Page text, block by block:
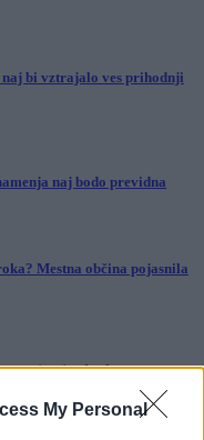
My Personal
naj bi vztrajalo ves prihodnji
naj bodo previdna
Mestna občina pojasnila
novice in dvakrat
svežih novic.